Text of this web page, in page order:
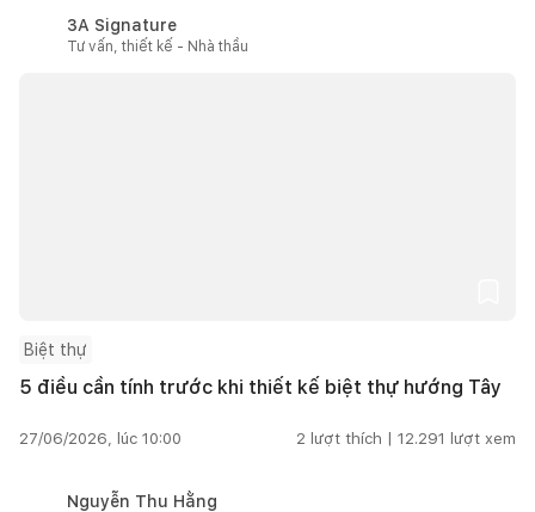
3A Signature
Tư vấn, thiết kế - Nhà thầu
Biệt thự
5 điều cần tính trước khi thiết kế biệt thự hướng Tây
27/06/2026, lúc 10:00 2 lượt thích | 12.291 lượt xem
Nguyễn Thu Hằng